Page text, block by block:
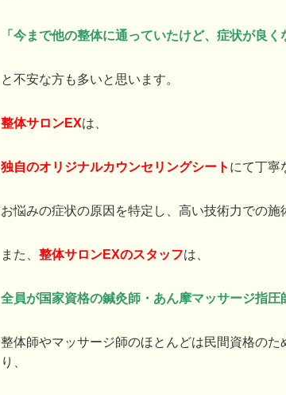
「今まで他の整体に通っていたけど、症状が良く
と不安な方も多いと思います。
整体サロンEXは、
独自のオリジナルカウンセリングシート にて丁寧
お悩みの症状の原因を特定し、高い技術力での施
また、整体サロンEXのスタッフは、
全員が国家資格の鍼灸師・あん摩マッサージ指圧
整体師やマッサージ師のほとんどは民間資格の
り、